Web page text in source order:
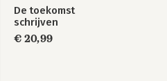
De toekomst
schrijven
€ 20,99